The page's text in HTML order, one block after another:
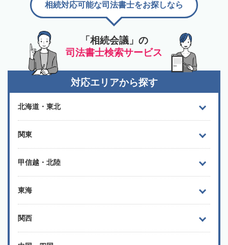
「相続会議」の
司法書士検索サービス
相続対応可能な司法書士をお探しなら
対応エリアから探す
北海道・東北
関東
甲信越・北陸
東海
関西